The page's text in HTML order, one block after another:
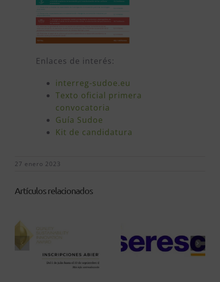
Enlaces de interés:
interreg-sudoe.eu
Texto oficial primera
convocatoria
Guía Sudoe
Kit de candidatura
27 enero 2023
Artículos relacionados